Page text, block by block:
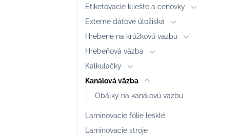
Etiketovacie kliešte a cenovky
Externé dátové úložiská
Hrebene na krúžkovú väzbu
Hrebeňová väzba
Kalkulačky
Kanálová väzba
Obálky na kanálovú väzbu
Laminovacie fólie lesklé
Laminovacie stroje